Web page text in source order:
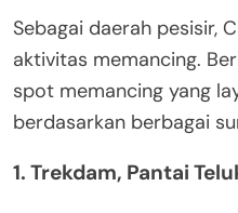
Sebagai daerah pesisir,
aktivitas memancing.
spot memancing yang
berdasarkan berbagai
1. Trekdam, Pantai